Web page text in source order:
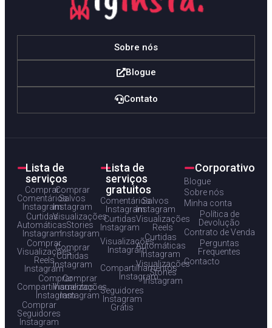
Sobre nós
Blogue
Contato
Lista de
serviços
Comprar
Comentários
Instagram
Comprar
Salvos
Instagram
Curtidas
Automáticas
Instagram
Visualizações
Stories
Instagram
Comprar
Visualizações
Reels
Instagram
Comprar
Curtidas
Instagram
Comprar
Compartilhamentos
Instagram
Comprar
Visualizações
Instagram
Comprar
Seguidores
Instagram
Lista de
serviços
gratuitos
Comentários
Instagram
Salvos
Instagram
Curtidas
Instagram
Visualizações
Reels
Visualizações
Instagram
Curtidas
Automáticas
Instagram
Compartilhamentos
Instagram
Visualizações
Stories
Instagram
Seguidores
Instagram
Grátis
Corporativo
Blogue
Sobre nós
Minha conta
Política de
Devolução
Contrato de Venda
Perguntas
Frequentes
Contacto